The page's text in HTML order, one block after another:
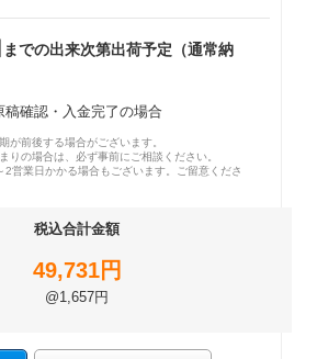
までの出来次第出荷予定（通常納
稿確認・入金完了の場合
が前後する場合がございます。
りの場合は、必ず事前にご相談ください。
営業日かかる場合もございます。ご留意くださ
税込合計金額
49,731円
@1,657円